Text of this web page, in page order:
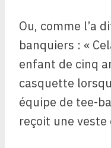
Ou, comme l’a
banquiers : «
enfant de cinq
casquette
équipe de tee-
reçoit une